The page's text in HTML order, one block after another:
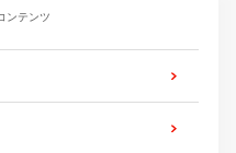
ンテンツ